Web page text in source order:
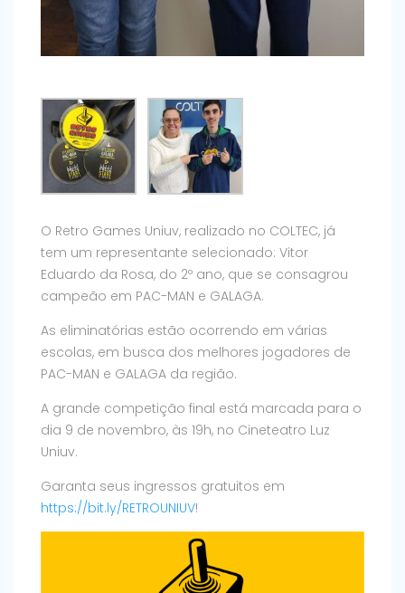
O Retro Games Uniuv, realizado no COLTEC, já
tem um representante selecionado: Vitor
Eduardo da Rosa, do 2º ano, que se consagrou
campeão em PAC-MAN e GALAGA.
As eliminatórias estão ocorrendo em várias
escolas, em busca dos melhores jogadores de
PAC-MAN e GALAGA da região.
A grande competição final está marcada para o
dia 9 de novembro, às 19h, no Cineteatro Luz
Uniuv.
Garanta seus ingressos gratuitos em
https://bit.ly/RETROUNIUV!